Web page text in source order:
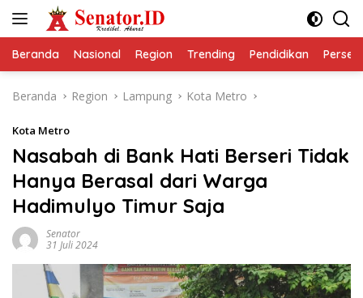
Beranda Nasional Region Trending Pendidikan
Beranda Region Lampung Kota Metro
Kota Metro
Nasabah di Bank Hati Berseri Tidak
Hanya Berasal dari Warga
Hadimulyo Timur Saja
Senator
31 Juli 2024